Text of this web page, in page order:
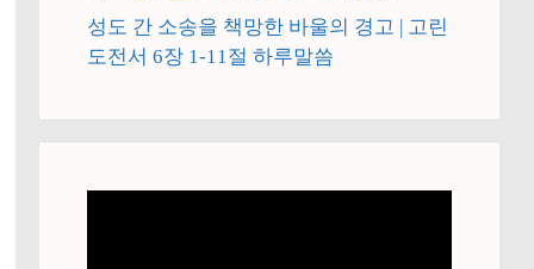
성도 간 소송을 책망한 바울의 경고 | 고린
도전서 6장 1-11절 하루말씀